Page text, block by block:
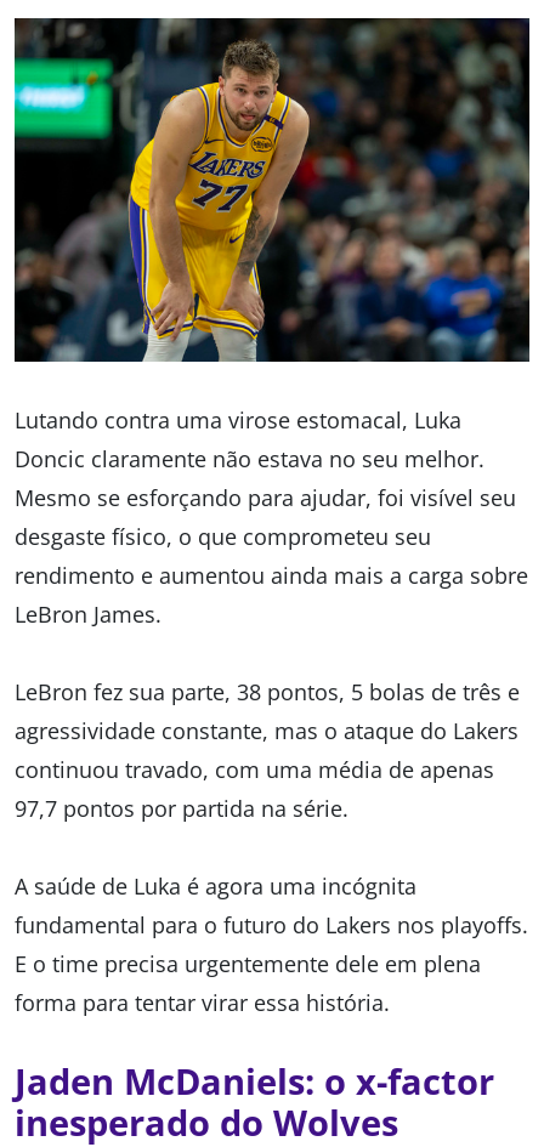
Lutando contra uma virose estomacal, Luka
Doncic claramente não estava no seu melhor.
Mesmo se esforçando para ajudar, foi visível seu
desgaste físico, o que comprometeu seu
rendimento e aumentou ainda mais a carga sobre
LeBron James.
LeBron fez sua parte, 38 pontos, 5 bolas de três e
agressividade constante, mas o ataque do Lakers
continuou travado, com uma média de apenas
97,7 pontos por partida na série.
A saúde de Luka é agora uma incógnita
fundamental para o futuro do Lakers nos playoffs.
E o time precisa urgentemente dele em plena
forma para tentar virar essa história.
Jaden McDaniels: o x-factor
inesperado do Wolves